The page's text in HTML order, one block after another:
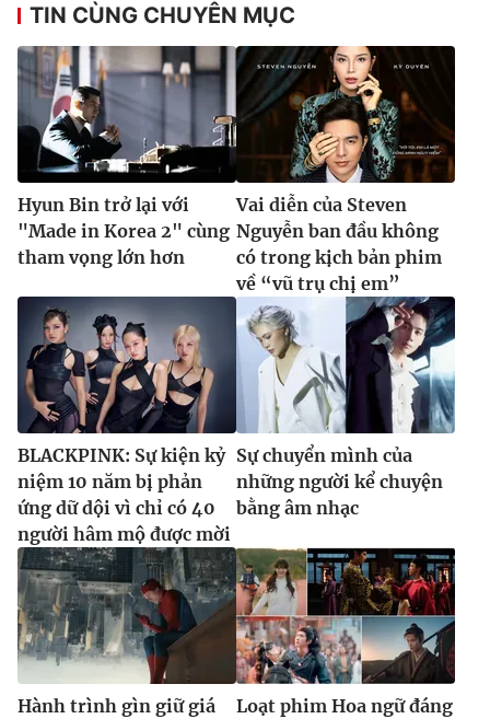
TIN CÙNG CHUYÊN MỤC
Hyun Bin trở lại với
"Made in Korea 2" cùng
tham vọng lớn hơn
Vai diễn của Steven
Nguyễn ban đầu không
có trong kịch bản phim
về “vũ trụ chị em”
BLACKPINK: Sự kiện kỷ
niệm 10 năm bị phản
ứng dữ dội vì chỉ có 40
người hâm mộ được mời
Sự chuyển mình của
những người kể chuyện
bằng âm nhạc
Hành trình gìn giữ giá
Loạt phim Hoa ngữ đáng